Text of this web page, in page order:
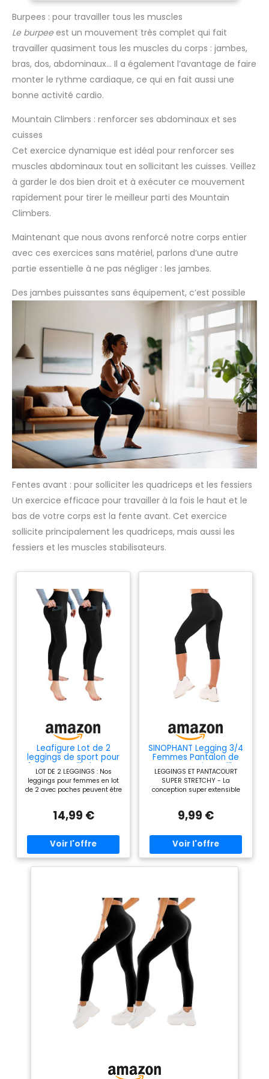
poches pour les mains, vous pouvez facilement transporter
votre portefeuille, smartphone et d'autres petits accessoires
lorsque vous faites de l'exercice ou voyagez. Ce short
homme peut être associé à d'autres vêtements pour créer
votre propre look Respirant et séchage rapide : notre short
running homme évacue l'humidité de la peau tout en étant
doux et à séchage rapide afin que vous puissiez vous
entraîner, vous entraîner et repousser vos limites tout en
restant confortable et au sec Obtenez le bon ajustement :
notre short d'entraînement pour homme dispose d'une taille
élastique intégrée qui couplée au cordon de serrage
pour courir ou s'entraîner, sans glisser vers le haut ou vers
Burpees : pour travailler tous les muscles
Le burpeeest un mouvement très complet qui fait
travailler quasiment tous les muscles du corps : jambes,
bras, dos, abdominaux… Il a également l’avantage de faire
monter le rythme cardiaque, ce qui en fait aussi une
bonne activité cardio.
Mountain Climbers : renforcer ses abdominaux et ses
cuisses
Cet exercice dynamique est idéal pour renforcer ses
muscles abdominaux tout en sollicitant les cuisses. Veillez
à garder le dos bien droit et à exécuter ce mouvement
rapidement pour tirer le meilleur parti des Mountain
Climbers.
Maintenant que nous avons renforcé notre corps entier
avec ces exercices sans matériel, parlons d’une autre
partie essentielle à ne pas négliger : les jambes.
Des jambes puissantes sans équipement, c’est possible
Fentes avant : pour solliciter les quadriceps et les fessiers
Un exercice efficace pour travailler à la fois le haut et le
bas de votre corps est la fente avant. Cet exercice
sollicite principalement les quadriceps, mais aussi les
fessiers et les muscles stabilisateurs.
Leafigure Lot de 2
leggings de sport pour
femme - Taille haute -
Avec poches -
Opaques - Pour le
sport, le yoga, Lot de 2
LOT DE 2 LEGGINGS : Nos
leggings pour femmes en lot
de 2 avec poches peuvent être
utilisés au quotidien pendant
comme du beurre, extensibles
VERTICALES : Ne vous souciez
plus de vos essentiels comme
votre téléphone, votre
portefeuille, votre serviette de
côtés TAILLE HAUTE CONTRÔLE
DU VENTRE : La taille haute
avec une large ceinture
épousant parfaitement vos
courbes et affinant votre
silhouette offre un ajustement
parfait pour mieux rester en
place lorsque vous courez,
sautez ou faites de l'exercice
Couleur : Lot de 2 Noir
14,99 €
SINOPHANT Legging 3/4
Femmes Pantalon de
Sport, Jegging Taille
Haute Femme Yoga
Opaque Doux Corsaire
Pantacourt#1 pièces
LEGGINGS ET PANTACOURT
SUPER STRETCHY - La
conception super extensible
peut s'adapter à la plupart
inquiétez pas pour les
si vous avez de grandes
cuisses ou une petite
silhouette, ces corsaire
leggings s'adapteront
Écorce de la pêche doux au
beurre, ne rétrécit pas dans la
sécheuse.Ce court legging est
super doux, ne se décolore
pas, ne peluche pas et est
entièrement respirant et
évacue l'humidité, presque
comme une seconde peau.
Des court leggings basiques
tout-puissants pour femmes
suivent tous vos trottoirs sans
aucune restriction, un tissu
pas trop mince ou épais pour
ne pas être transparent tout
en s'accroupissant, se pliant
compression douce à taille
9,99 €